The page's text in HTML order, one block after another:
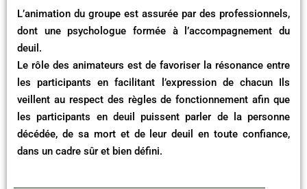
L’animation du groupe est assurée par des professionnels,
dont une psychologue formée à l’accompagnement du
deuil.
Le rôle des animateurs est de favoriser la résonance entre
les participants en facilitant l’expression de chacun Ils
veillent au respect des règles de fonctionnement afin que
les participants en deuil puissent parler de la personne
décédée, de sa mort et de leur deuil en toute confiance,
dans un cadre sûr et bien défini.